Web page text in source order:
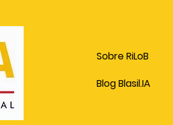
Sobre RiLoB
Blog Blasil.IA